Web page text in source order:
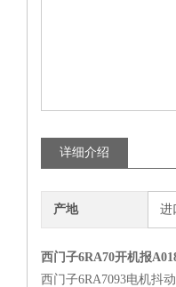
详细介绍
产地 进
西门子6RA70开机报
西门子6RA7093电机抖